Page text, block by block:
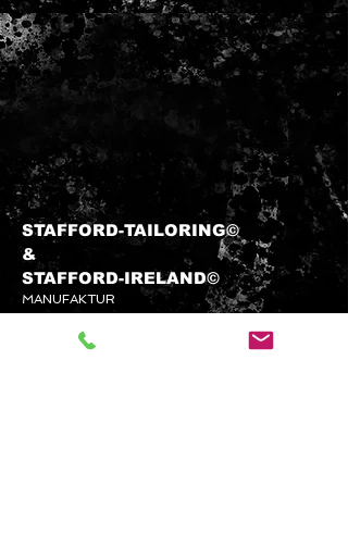
individuelle Beratung
kontaktieren Sie gerne
unseren
Kundenservice.
STAFFORD-TAILORING©
&​
STAFFORD-IRELAND©
MANUFAKTUR
info@stafford-tailoring.com
+49 (0) 1573 5 60 80 70